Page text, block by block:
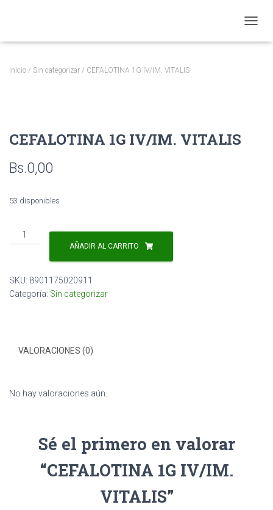
Inicio / Sin categorizar / CEFALOTINA 1G IV/IM. VITALIS
CEFALOTINA 1G IV/IM. VITALIS
Bs.0,00
53 disponibles
CEFALOTINA
1G
cantidad
AÑADIR AL CARRITO
SKU: 8901175020911
Categoría: Sin categorizar
VALORACIONES (0)
No hay valoraciones aún.
Sé el primero en valorar
“CEFALOTINA 1G IV/IM.
VITALIS”